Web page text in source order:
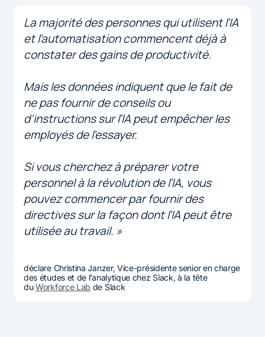
La majorité des personnes qui utilisent l’IA
et l’automatisation commencent déjà à
constater des gains de productivité.
Mais les données indiquent que le fait de
ne pas fournir de conseils ou
d’instructions sur l’IA peut empêcher les
employés de l’essayer.
Si vous cherchez à préparer votre
personnel à la révolution de l’IA, vous
pouvez commencer par fournir des
directives sur la façon dont l’IA peut être
utilisée au travail. »
déclare Christina Janzer, Vice-présidente senior en charge
des études et de l’analytique chez Slack, à la tête
duWorkforce Lab de Slack